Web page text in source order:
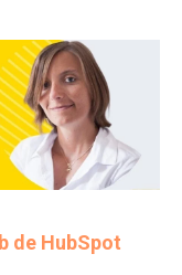
de HubSpot